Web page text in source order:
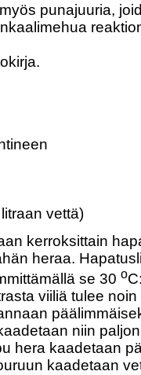
punajuuria,
vettä)
kerroksittain
heraa.
se 30 o
viiliä tulee
niin
hera kaadetaan
kaadetaan